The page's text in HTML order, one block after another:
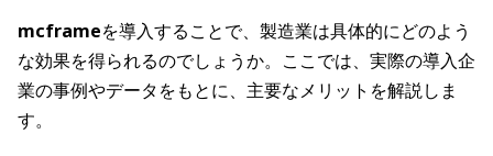
mcframeを導入することで、製造業は具体的にどのよう
な効果を得られるのでしょうか。ここでは、実際の導入企
業の事例やデータをもとに、主要なメリットを解説しま
す。